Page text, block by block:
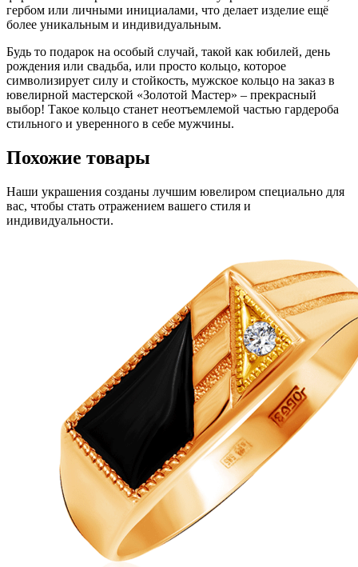
гербом или личными инициалами, что делает изделие ещё
более уникальным и индивидуальным.
Будь то подарок на особый случай, такой как юбилей, день
рождения или свадьба, или просто кольцо, которое
символизирует силу и стойкость, мужское кольцо на заказ в
ювелирной мастерской «Золотой Мастер» – прекрасный
выбор! Такое кольцо станет неотъемлемой частью гардероба
стильного и уверенного в себе мужчины.
Похожие товары
Наши украшения созданы лучшим ювелиром специально для
вас, чтобы стать отражением вашего стиля и
индивидуальности.